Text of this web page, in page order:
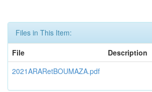
Files in This Item:
File
Description
2021ARARetBOUMAZA.pdf